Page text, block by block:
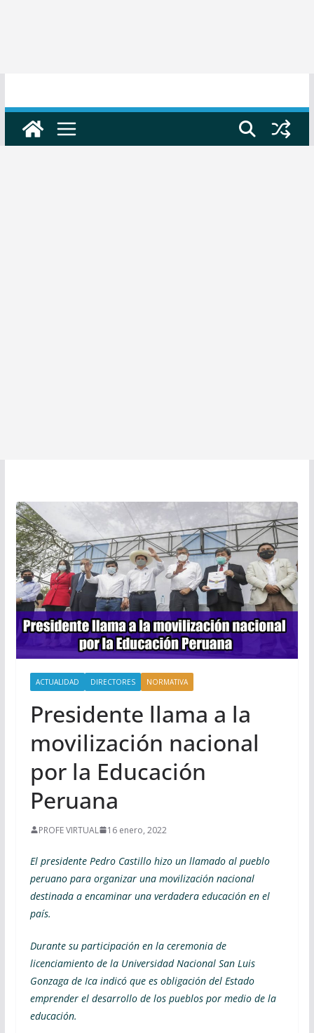
ACTUALIDAD DIRECTORES NORMATIVA
Presidente llama a la
movilización nacional
por la Educación
Peruana
PROFE VIRTUAL 16 enero, 2022
El presidente Pedro Castillo hizo un llamado al pueblo
peruano para organizar una movilización nacional
destinada a encaminar una verdadera educación en el
país.
Durante su participación en la ceremonia de
licenciamiento de la Universidad Nacional San Luis
Gonzaga de Ica indicó que es obligación del Estado
emprender el desarrollo de los pueblos por medio de la
educación.